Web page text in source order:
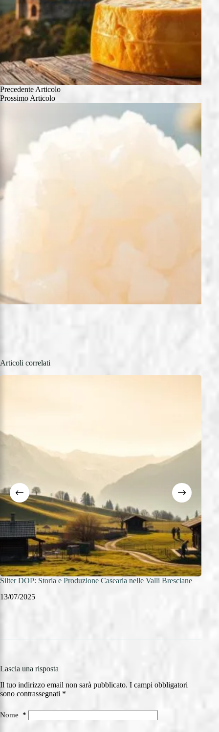
Precedente Articolo
Prossimo Articolo
Articoli correlati
Silter DOP: Storia e Produzione Casearia nelle Valli Bresciane
13/07/2025
Lascia una risposta
Il tuo indirizzo email non sarà pubblicato. I campi obbligatori
sono contrassegnati *
Nome *